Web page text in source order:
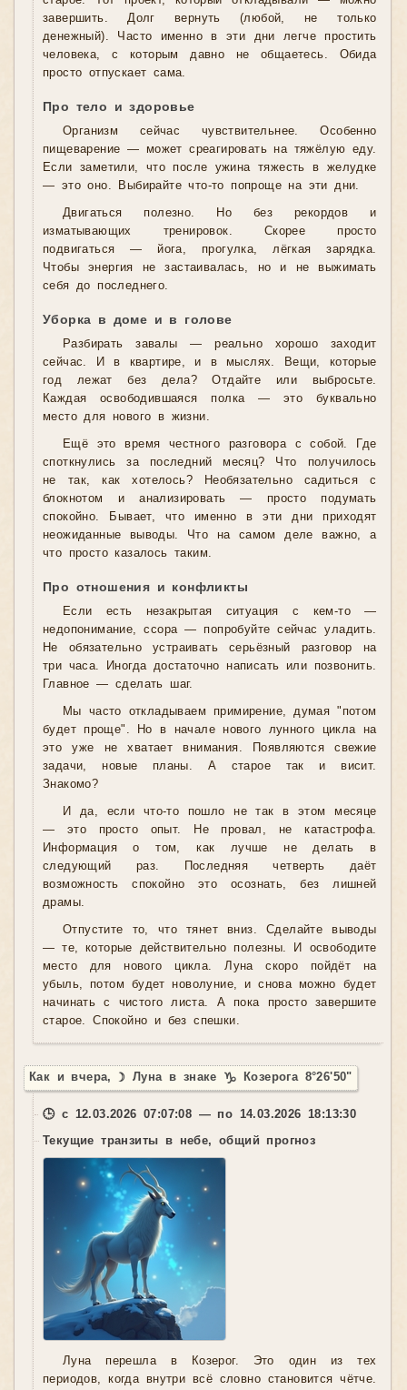
завершить. Долг вернуть (любой, не только
денежный). Часто именно в эти дни легче простить
человека, с которым давно не общаетесь. Обида
просто отпускает сама.
Про тело и здоровье
Организм сейчас чувствительнее. Особенно
пищеварение — может среагировать на тяжёлую еду.
Если заметили, что после ужина тяжесть в желудке
— это оно. Выбирайте что-то попроще на эти дни.
Двигаться полезно. Но без рекордов и
изматывающих тренировок. Скорее просто
подвигаться — йога, прогулка, лёгкая зарядка.
Чтобы энергия не застаивалась, но и не выжимать
себя до последнего.
Уборка в доме и в голове
Разбирать завалы — реально хорошо заходит
сейчас. И в квартире, и в мыслях. Вещи, которые
год лежат без дела? Отдайте или выбросьте.
Каждая освободившаяся полка — это буквально
место для нового в жизни.
Ещё это время честного разговора с собой. Где
споткнулись за последний месяц? Что получилось
не так, как хотелось? Необязательно садиться с
блокнотом и анализировать — просто подумать
спокойно. Бывает, что именно в эти дни приходят
неожиданные выводы. Что на самом деле важно, а
что просто казалось таким.
Про отношения и конфликты
Если есть незакрытая ситуация с кем-то —
недопонимание, ссора — попробуйте сейчас уладить.
Не обязательно устраивать серьёзный разговор на
три часа. Иногда достаточно написать или позвонить.
Главное — сделать шаг.
Мы часто откладываем примирение, думая "потом
будет проще". Но в начале нового лунного цикла на
это уже не хватает внимания. Появляются свежие
задачи, новые планы. А старое так и висит.
Знакомо?
И да, если что-то пошло не так в этом месяце
— это просто опыт. Не провал, не катастрофа.
Информация о том, как лучше не делать в
следующий раз. Последняя четверть даёт
возможность спокойно это осознать, без лишней
драмы.
Отпустите то, что тянет вниз. Сделайте выводы
— те, которые действительно полезны. И освободите
место для нового цикла. Луна скоро пойдёт на
убыль, потом будет новолуние, и снова можно будет
начинать с чистого листа. А пока просто завершите
старое. Спокойно и без спешки.
Как и вчера, ☽ Луна в знаке ♑ Козерога 8°26'50"
🕒 с 12.03.2026 07:07:08 — по 14.03.2026 18:13:30
Текущие транзиты в небе, общий прогноз
Луна перешла в Козерог. Это один из тех
периодов, когда внутри всё словно становится чётче.